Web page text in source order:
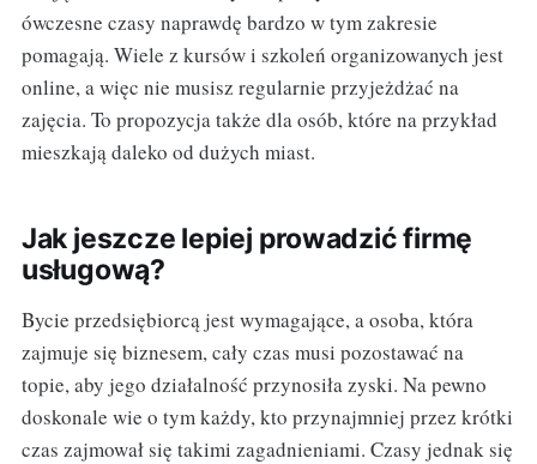
ówczesne czasy naprawdę bardzo w tym zakresie
pomagają. Wiele z kursów i szkoleń organizowanych jest
online, a więc nie musisz regularnie przyjeżdżać na
zajęcia. To propozycja także dla osób, które na przykład
mieszkają daleko od dużych miast.
Jak jeszcze lepiej prowadzić firmę
usługową?
Bycie przedsiębiorcą jest wymagające, a osoba, która
zajmuje się biznesem, cały czas musi pozostawać na
topie, aby jego działalność przynosiła zyski. Na pewno
doskonale wie o tym każdy, kto przynajmniej przez krótki
czas zajmował się takimi zagadnieniami. Czasy jednak się